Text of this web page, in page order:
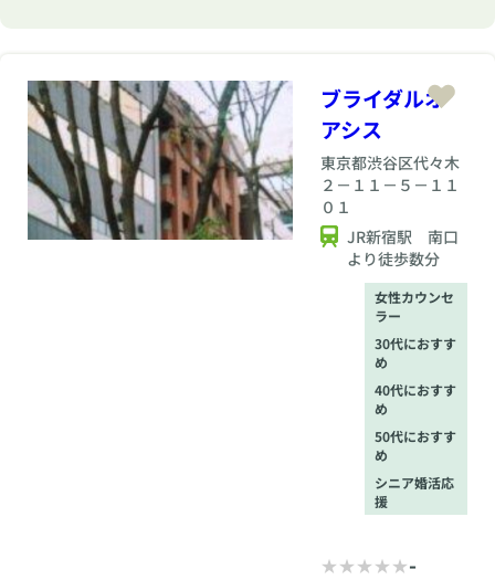
ブライダルオ
アシス
東京都渋谷区代々木
２－１１－５－１１
０１
JR新宿駅 南口
より徒歩数分
女性カウンセ
ラー
30代におすす
め
40代におすす
め
50代におすす
め
シニア婚活応
援
-